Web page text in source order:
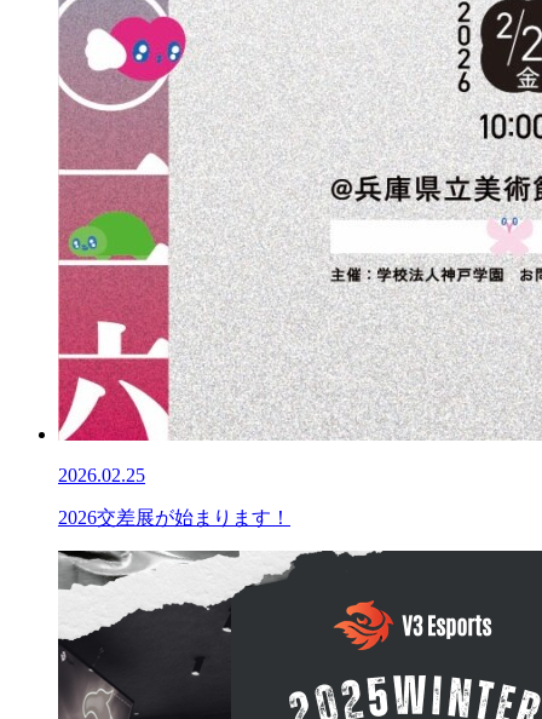
2026.02.25
2026交差展が始まります！